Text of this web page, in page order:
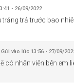
- 26/09/2022
trả trước bao
Gửi vào lúc 13:56 - 27/09/
có nhân viên bên em